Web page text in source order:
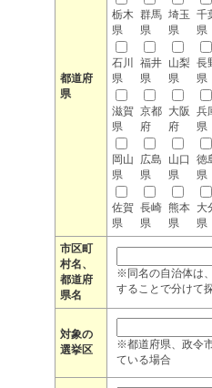
都道府
県
栃木
県
群馬
県
埼玉
県
千
県
石川
県
福井
県
山梨
県
長
県
滋賀
県
京都
府
大阪
府
兵
県
岡山
県
広島
県
山口
県
徳
県
佐賀
県
長崎
県
熊本
県
大
県
市区町
村名、
都道府
県名
※同名の自治体は
することで分けて
対象の
選挙区
※都道府県、政令
ている場合